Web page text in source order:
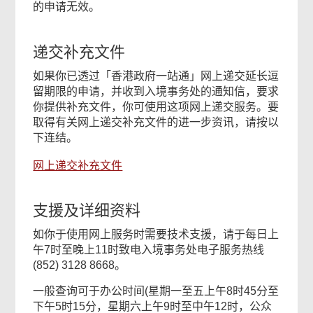
的申请无效。
递交补充文件
如果你已透过「香港政府一站通」网上递交延长逗
留期限的申请，并收到入境事务处的通知信，要求
你提供补充文件，你可使用这项网上递交服务。要
取得有关网上递交补充文件的进一步资讯，请按以
下连结。
网上递交补充文件
支援及详细资料
如你于使用网上服务时需要技术支援，请于每日上
午7时至晚上11时致电入境事务处电子服务热线
(852) 3128 8668。
一般查询可于办公时间(星期一至五上午8时45分至
下午5时15分，星期六上午9时至中午12时，公众